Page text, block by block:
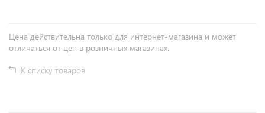
Цена действительна только для интернет-магазина и может
отличаться от цен в розничных магазинах.
К списку товаров